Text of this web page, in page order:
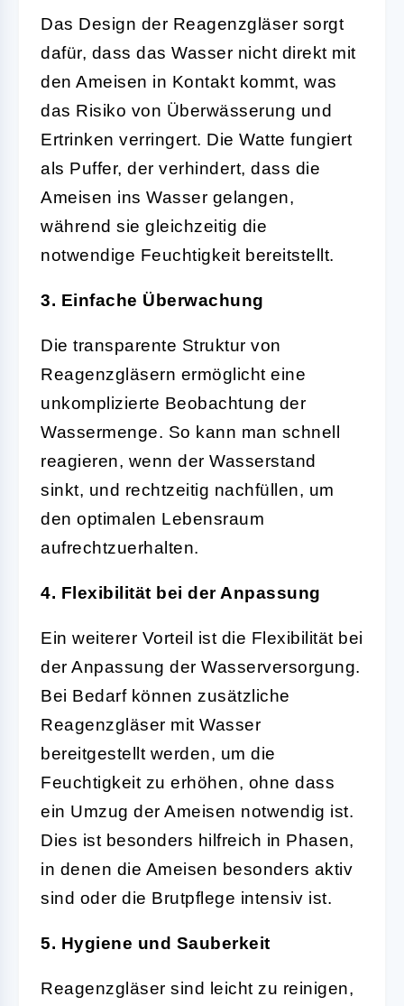
Das Design der Reagenzgläser sorgt
dafür, dass das Wasser nicht direkt mit
den Ameisen in Kontakt kommt, was
das Risiko von Überwässerung und
Ertrinken verringert. Die Watte fungiert
als Puffer, der verhindert, dass die
Ameisen ins Wasser gelangen,
während sie gleichzeitig die
notwendige Feuchtigkeit bereitstellt.
3. Einfache Überwachung
Die transparente Struktur von
Reagenzgläsern ermöglicht eine
unkomplizierte Beobachtung der
Wassermenge. So kann man schnell
reagieren, wenn der Wasserstand
sinkt, und rechtzeitig nachfüllen, um
den optimalen Lebensraum
aufrechtzuerhalten.
4. Flexibilität bei der Anpassung
Ein weiterer Vorteil ist die Flexibilität bei
der Anpassung der Wasserversorgung.
Bei Bedarf können zusätzliche
Reagenzgläser mit Wasser
bereitgestellt werden, um die
Feuchtigkeit zu erhöhen, ohne dass
ein Umzug der Ameisen notwendig ist.
Dies ist besonders hilfreich in Phasen,
in denen die Ameisen besonders aktiv
sind oder die Brutpflege intensiv ist.
5. Hygiene und Sauberkeit
Reagenzgläser sind leicht zu reinigen,